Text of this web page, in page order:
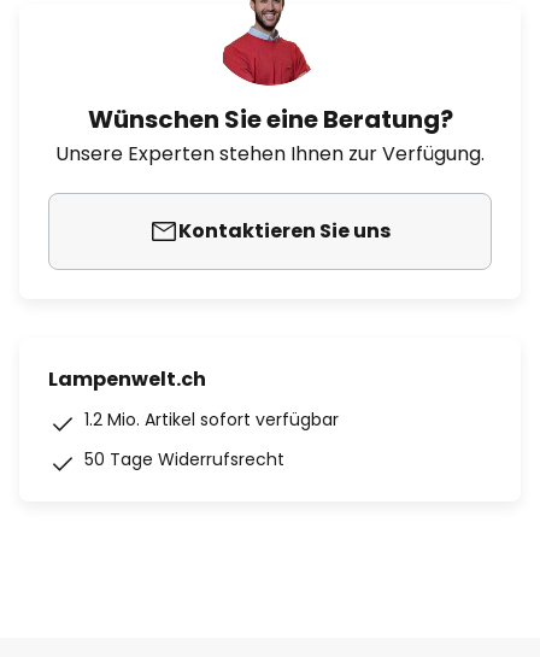
Wünschen Sie eine Beratung?
Unsere Experten stehen Ihnen zur Verfügung.
Kontaktieren Sie uns
Lampenwelt.ch
1.2 Mio. Artikel sofort verfügbar
50 Tage Widerrufsrecht